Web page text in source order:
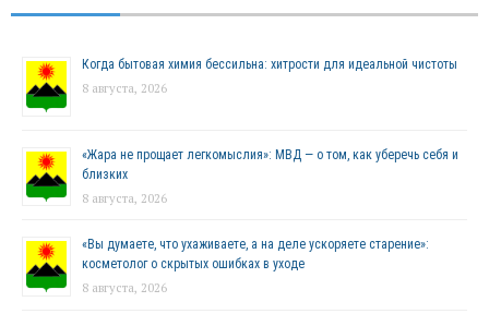
Когда бытовая химия бессильна: хитрости для идеальной чистоты
8 августа, 2026
«Жара не прощает легкомыслия»: МВД — о том, как уберечь себя и
близких
8 августа, 2026
«Вы думаете, что ухаживаете, а на деле ускоряете старение»:
косметолог о скрытых ошибках в уходе
8 августа, 2026